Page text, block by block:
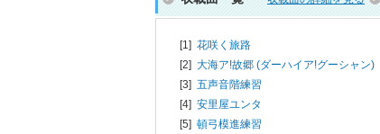
[1] 花咲く旅路
[2] 大海ア!故郷 (ダーハイア!グーシャン)
[3] 五声音階練習
[4] 安里屋ユンタ
[5] 頓弓模進練習